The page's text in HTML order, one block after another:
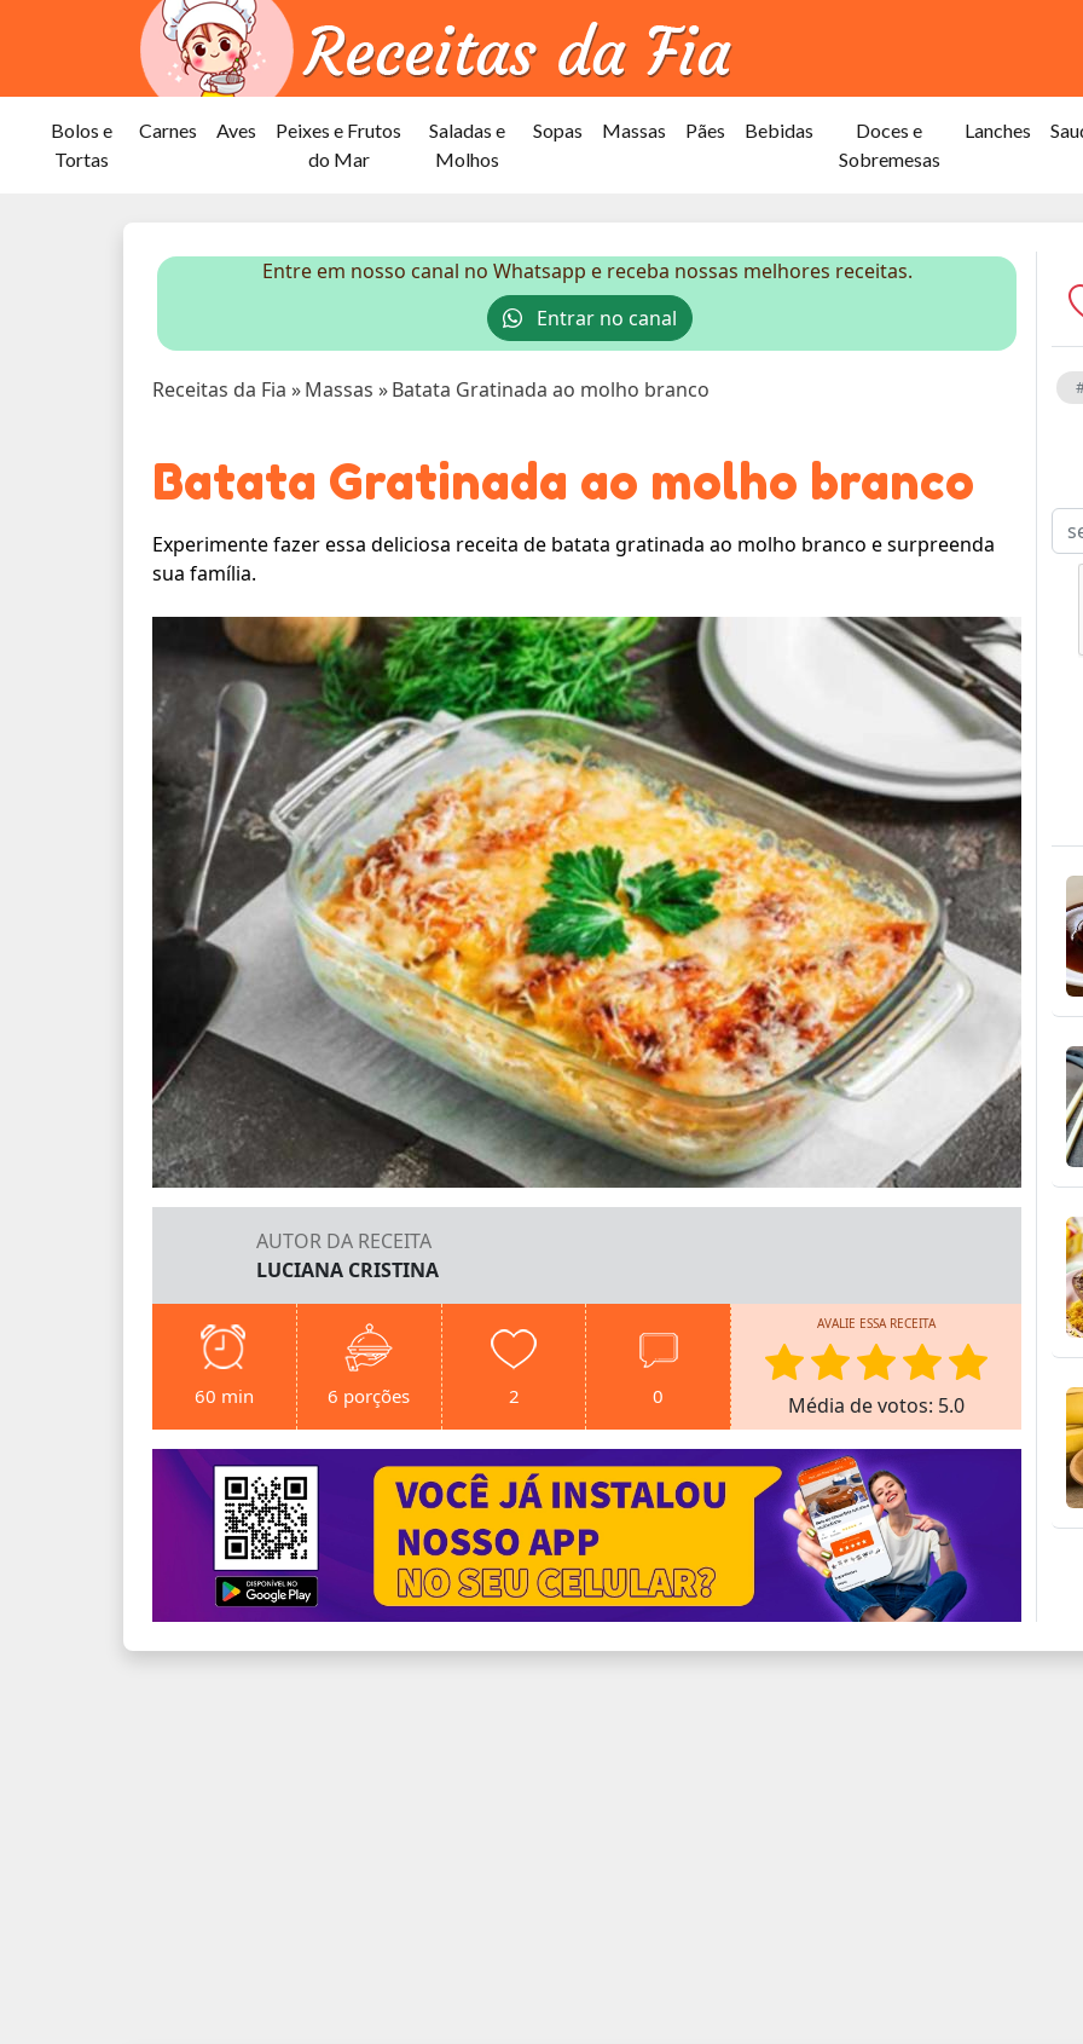
Bolos e
Tortas
Carnes Aves
Peixes e Frutos
do Mar
Saladas e
Molhos
Sopas Massas Pães Bebidas
Doces e
Sobremesas
Lanches
Entre em nosso canal no Whatsapp e receba nossas melhores receitas.
Entrar no canal
Receitas da Fia »Massas »Batata Gratinada ao molho branco
Batata Gratinada ao molho branco
Experimente fazer essa deliciosa receita de batata gratinada ao molho branco e surpreenda
sua família.
AUTOR DA RECEITA
LUCIANA CRISTINA
60 min 6 porções 2 0
AVALIE ESSA RECEITA
Média de votos: 5.0